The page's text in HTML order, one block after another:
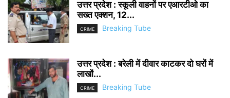
उत्तर प्रदेश : स्कूली वाहनों पर एआरटीओ का
सख्त एक्शन, 12...
CRIME Breaking Tube
उत्तर प्रदेश : बरेली में दीवार काटकर दो घरों में
लाखों...
CRIME Breaking Tube